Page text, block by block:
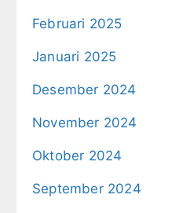
Februari 2025
Januari 2025
Desember 2024
November 2024
Oktober 2024
September 2024